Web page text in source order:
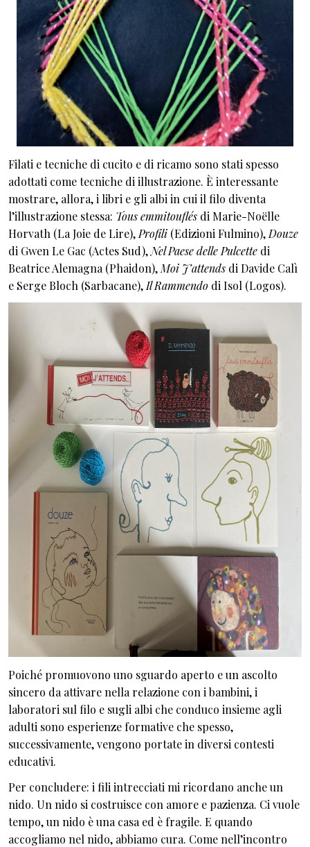
Filati e tecniche di cucito e di ricamo sono stati spesso
adottati come tecniche di illustrazione. È interessante
mostrare, allora, i libri e gli albi in cui il filo diventa
l’illustrazione stessa: Tous emmitouflés di Marie-Noëlle
Horvath (La Joie de Lire), Profili (Edizioni Fulmino), Douze
di Gwen Le Gac (Actes Sud), Nel Paese delle Pulcette di
Beatrice Alemagna (Phaidon), Moi J’attends di Davide Calì
e Serge Bloch (Sarbacane), Il Rammendo di Isol (Logos).
Poiché promuovono uno sguardo aperto e un ascolto
sincero da attivare nella relazione con i bambini, i
laboratori sul filo e sugli albi che conduco insieme agli
adulti sono esperienze formative che spesso,
successivamente, vengono portate in diversi contesti
educativi.
Per concludere: i fili intrecciati mi ricordano anche un
nido. Un nido si costruisce con amore e pazienza. Ci vuole
tempo, un nido è una casa ed è fragile. E quando
accogliamo nel nido, abbiamo cura. Come nell’incontro